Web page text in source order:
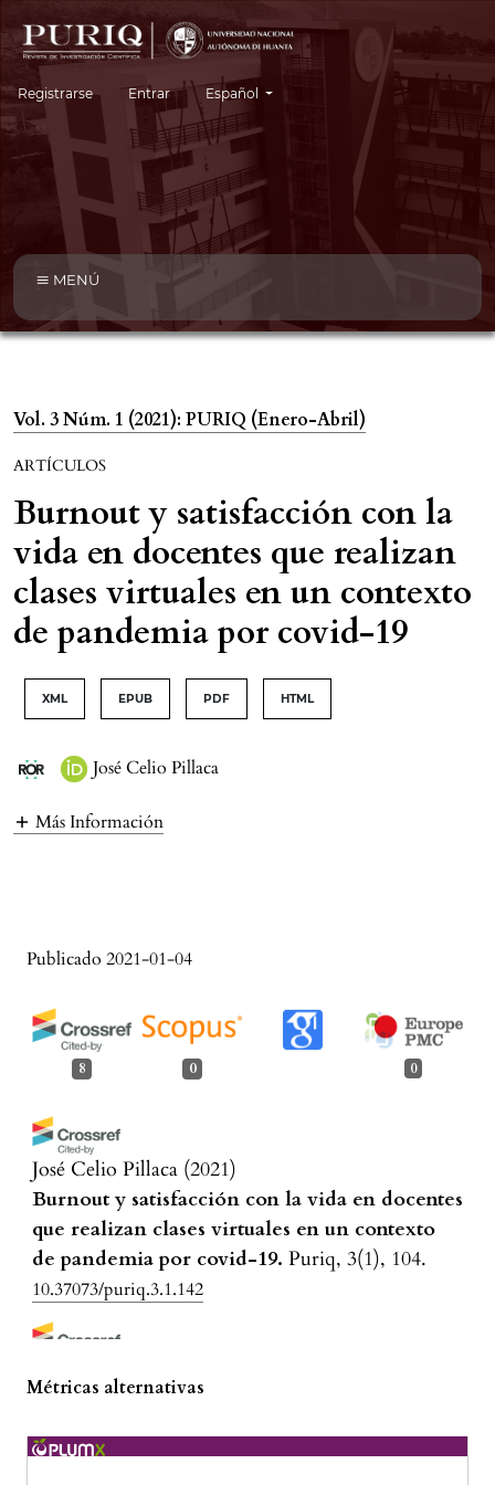
Registrarse Entrar Cambiar el idioma. El idioma actual es:
Español
MENÚ
Vol. 3 Núm. 1 (2021): PURIQ (Enero-Abril)
ARTÍCULOS
Burnout y satisfacción con la
vida en docentes que realizan
clases virtuales en un contexto
de pandemia por covid-19
XML EPUB PDF HTML
José Celio Pillaca
Más Información
Publicado 2021-01-04
8 0 0
José Celio Pillaca (2021)
Burnout y satisfacción con la vida en docentes
que realizan clases virtuales en un contexto
de pandemia por covid-19. Puriq, 3(1), 104.
10.37073/puriq.3.1.142
Ronald Quinteros-Durand, Robinson B.
Mamani-Benito, Liset Z. Sairitupa-Sanchez, Lucy
Puño-Quispe, Jacksaint Saintila, Renán Saavedra-
Métricas alternativas